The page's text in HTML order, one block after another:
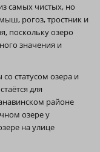
самых чистых, но
рогоз, тростник и
поскольку озеро
значения и
статусом озера и
для
районе
озере у
на улице